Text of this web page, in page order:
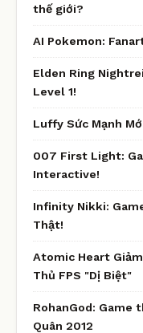
thế giới?
AI Pokemon:
Elden Ring
Level 1!
Luffy Sức Mạnh
007 First Light:
Interactive!
Infinity Nikki:
Thật!
Atomic Heart Giảm
Thủ FPS "Dị Biệt"
RohanGod: Game
Quân 2012